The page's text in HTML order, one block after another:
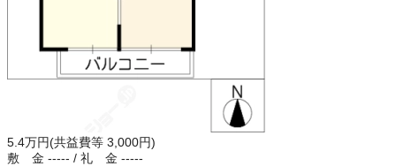
5.4万円(共益費等 3,000円)
敷 金 ----- / 礼 金 -----